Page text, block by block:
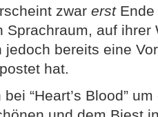
zwar erstEnde
Sprachraum, auf ihrer
jedoch bereits eine
hat.
“Heart’s Blood”